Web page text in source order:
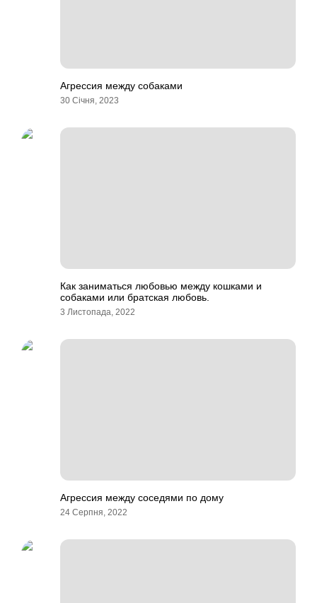
Агрессия между собаками
30 Січня, 2023
Как заниматься любовью между кошками и
собаками или братская любовь.
3 Листопада, 2022
Агрессия между соседями по дому
24 Серпня, 2022